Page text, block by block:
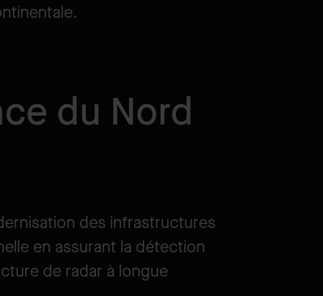
du Nord
des infrastructures
en assurant la détection
de radar à longue